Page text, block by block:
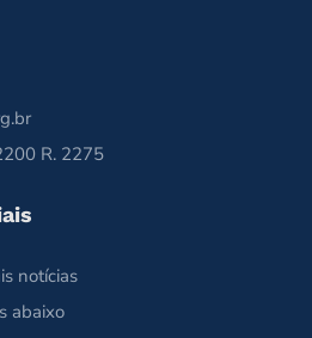
R. 2275
notícias
abaixo